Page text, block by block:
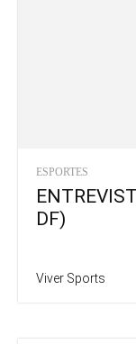
ESPORTES
DF)
Viver Sports